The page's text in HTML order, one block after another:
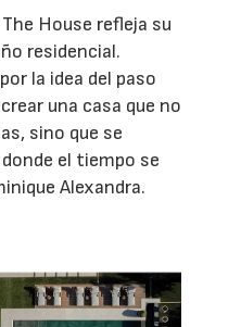
House refleja su
residencial.
la idea del paso
una casa que no
sino que se
el tiempo se
Alexandra.